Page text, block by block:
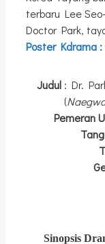
Poster Kdrama
Judul: Dr.
(
Pemeran
Sinopsis